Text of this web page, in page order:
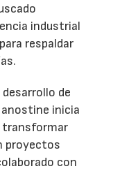
industrial
respaldar
de
inicia
transformar
proyectos
con